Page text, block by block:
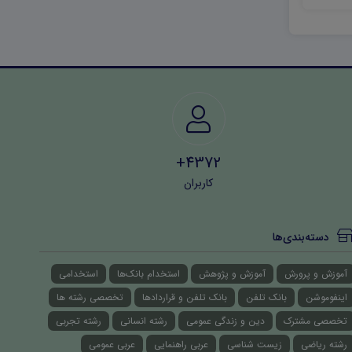
4372+
کاربران
دسته‌بندی‌ها
آموزش و پرورش آموزش و پژوهش استخدام بانک‌ها
استخدامی
اینفوموشن
بانک تلفن بانک تلفن و قراردادها
تخصصی رشته ها
تخصصی مشترک
دین و زندگی عمومی رشته انسانی
رشته تجربی
رشته ریاضی
زیست شناسی عربی راهنمایی عربی عمومی